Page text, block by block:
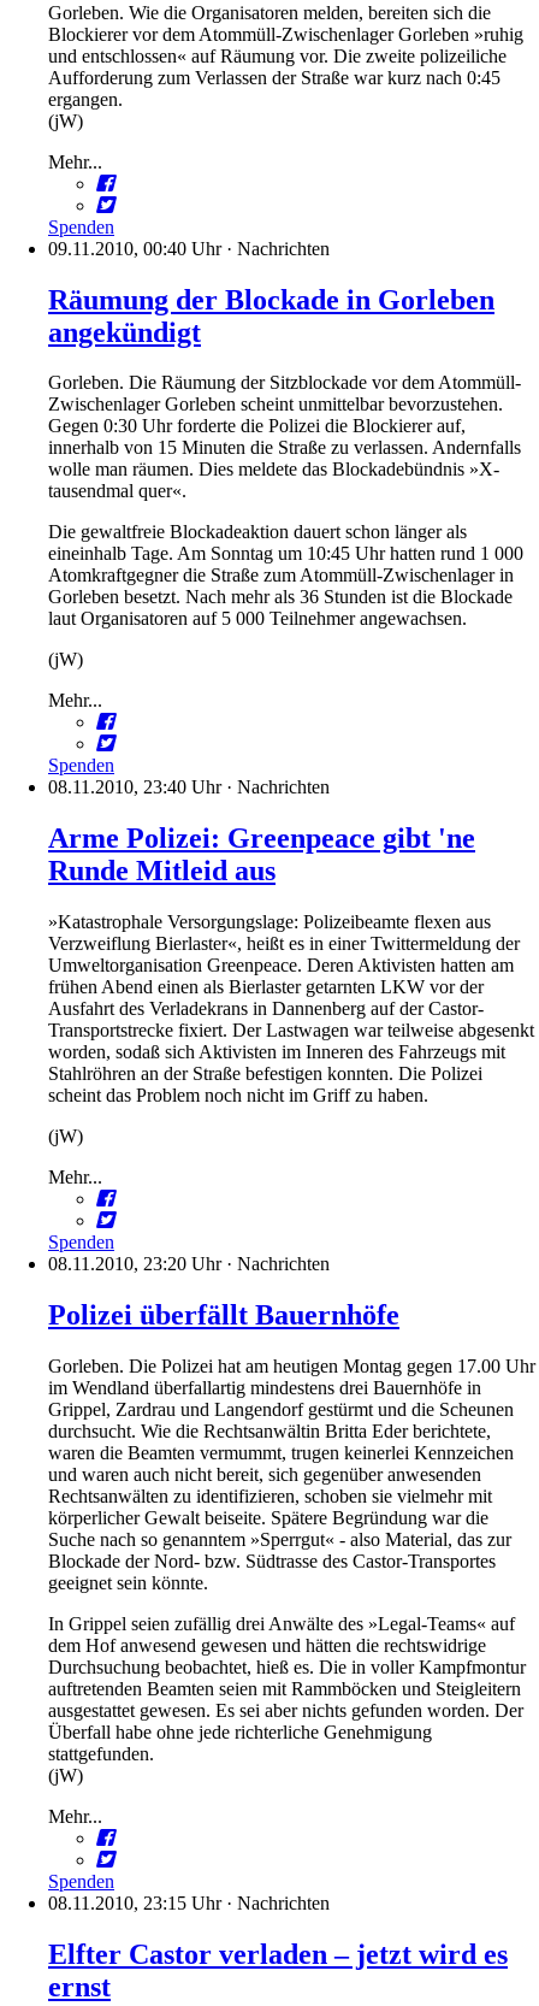
Gorleben. Wie die Organisatoren melden, bereiten sich die
Blockierer vor dem Atommüll-Zwischenlager Gorleben »ruhig
und entschlossen« auf Räumung vor. Die zweite polizeiliche
Aufforderung zum Verlassen der Straße war kurz nach 0:45
ergangen.
(jW)
Mehr...
Spenden
09.11.2010, 00:40 Uhr· Nachrichten
Räumung der Blockade in Gorleben
angekündigt
Gorleben. Die Räumung der Sitzblockade vor dem Atommüll-
Zwischenlager Gorleben scheint unmittelbar bevorzustehen.
Gegen 0:30 Uhr forderte die Polizei die Blockierer auf,
innerhalb von 15 Minuten die Straße zu verlassen. Andernfalls
wolle man räumen. Dies meldete das Blockadebündnis »X-
tausendmal quer«.
Die gewaltfreie Blockadeaktion dauert schon länger als
eineinhalb Tage. Am Sonntag um 10:45 Uhr hatten rund 1 000
Atomkraftgegner die Straße zum Atommüll-Zwischenlager in
Gorleben besetzt. Nach mehr als 36 Stunden ist die Blockade
laut Organisatoren auf 5 000 Teilnehmer angewachsen.
(jW)
Mehr...
Spenden
08.11.2010, 23:40 Uhr· Nachrichten
Arme Polizei: Greenpeace gibt 'ne
Runde Mitleid aus
»Katastrophale Versorgungslage: Polizeibeamte flexen aus
Verzweiflung Bierlaster«, heißt es in einer Twittermeldung der
Umweltorganisation Greenpeace. Deren Aktivisten hatten am
frühen Abend einen als Bierlaster getarnten LKW vor der
Ausfahrt des Verladekrans in Dannenberg auf der Castor-
Transportstrecke fixiert. Der Lastwagen war teilweise abgesenkt
worden, sodaß sich Aktivisten im Inneren des Fahrzeugs mit
Stahlröhren an der Straße befestigen konnten. Die Polizei
scheint das Problem noch nicht im Griff zu haben.
(jW)
Mehr...
Spenden
08.11.2010, 23:20 Uhr· Nachrichten
Polizei überfällt Bauernhöfe
Gorleben. Die Polizei hat am heutigen Montag gegen 17.00 Uhr
im Wendland überfallartig mindestens drei Bauernhöfe in
Grippel, Zardrau und Langendorf gestürmt und die Scheunen
durchsucht. Wie die Rechtsanwältin Britta Eder berichtete,
waren die Beamten vermummt, trugen keinerlei Kennzeichen
und waren auch nicht bereit, sich gegenüber anwesenden
Rechtsanwälten zu identifizieren, schoben sie vielmehr mit
körperlicher Gewalt beiseite. Spätere Begründung war die
Suche nach so genanntem »Sperrgut« - also Material, das zur
Blockade der Nord- bzw. Südtrasse des Castor-Transportes
geeignet sein könnte.
In Grippel seien zufällig drei Anwälte des »Legal-Teams« auf
dem Hof anwesend gewesen und hätten die rechtswidrige
Durchsuchung beobachtet, hieß es. Die in voller Kampfmontur
auftretenden Beamten seien mit Rammböcken und Steigleitern
ausgestattet gewesen. Es sei aber nichts gefunden worden. Der
Überfall habe ohne jede richterliche Genehmigung
stattgefunden.
(jW)
Mehr...
Spenden
08.11.2010, 23:15 Uhr· Nachrichten
Elfter Castor verladen – jetzt wird es
ernst